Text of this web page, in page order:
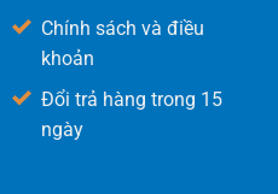
Chính sách và điều
khoản
Đổi trả hàng trong 15
ngày